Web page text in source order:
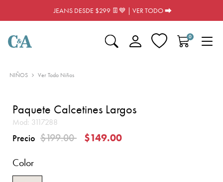
JEANS DESDE $299 👖💙 | VER TODO ⮕
0
NIÑOS Ver Todo Niños
Paquete Calcetines Largos
Mod: 3117288
Precio Precio reducido de
$199.00a
$149.00
Color